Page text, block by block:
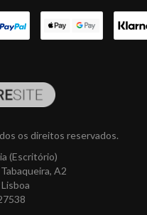
os direitos reservados.
(Escritório)
A2